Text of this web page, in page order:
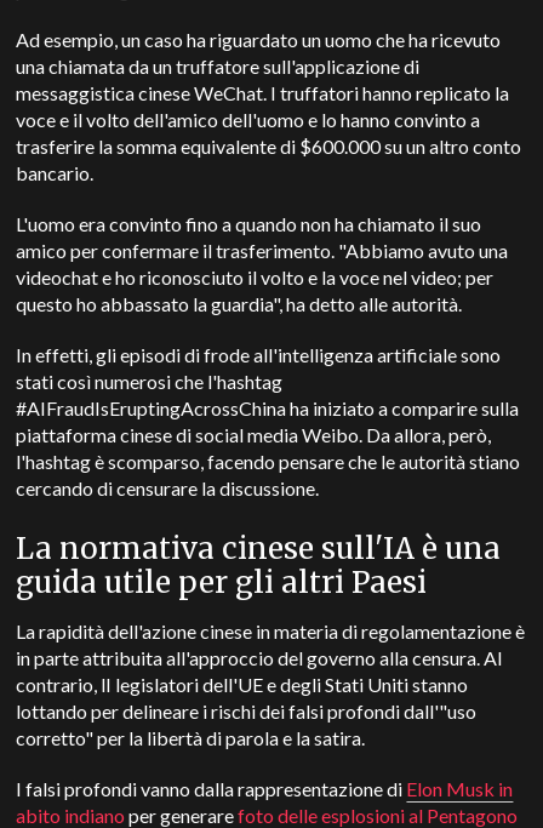
Ad esempio, un caso ha riguardato un uomo che ha ricevuto
una chiamata da un truffatore sull'applicazione di
messaggistica cinese WeChat. I truffatori hanno replicato la
voce e il volto dell'amico dell'uomo e lo hanno convinto a
trasferire la somma equivalente di $600.000 su un altro conto
bancario.
L'uomo era convinto fino a quando non ha chiamato il suo
amico per confermare il trasferimento. "Abbiamo avuto una
videochat e ho riconosciuto il volto e la voce nel video; per
questo ho abbassato la guardia", ha detto alle autorità.
In effetti, gli episodi di frode all'intelligenza artificiale sono
stati così numerosi che l'hashtag
#AIFraudIsEruptingAcrossChina ha iniziato a comparire sulla
piattaforma cinese di social media Weibo. Da allora, però,
l'hashtag è scomparso, facendo pensare che le autorità stiano
cercando di censurare la discussione.
La normativa cinese sull'IA è una
guida utile per gli altri Paesi
La rapidità dell'azione cinese in materia di regolamentazione è
in parte attribuita all'approccio del governo alla censura. Al
contrario, lI legislatori dell'UE e degli Stati Uniti stanno
lottando per delineare i rischi dei falsi profondi dall'"uso
corretto" per la libertà di parola e la satira.
I falsi profondi vanno dalla rappresentazione di Elon Musk in
abito indiano per generarefoto delle esplosioni al Pentagono